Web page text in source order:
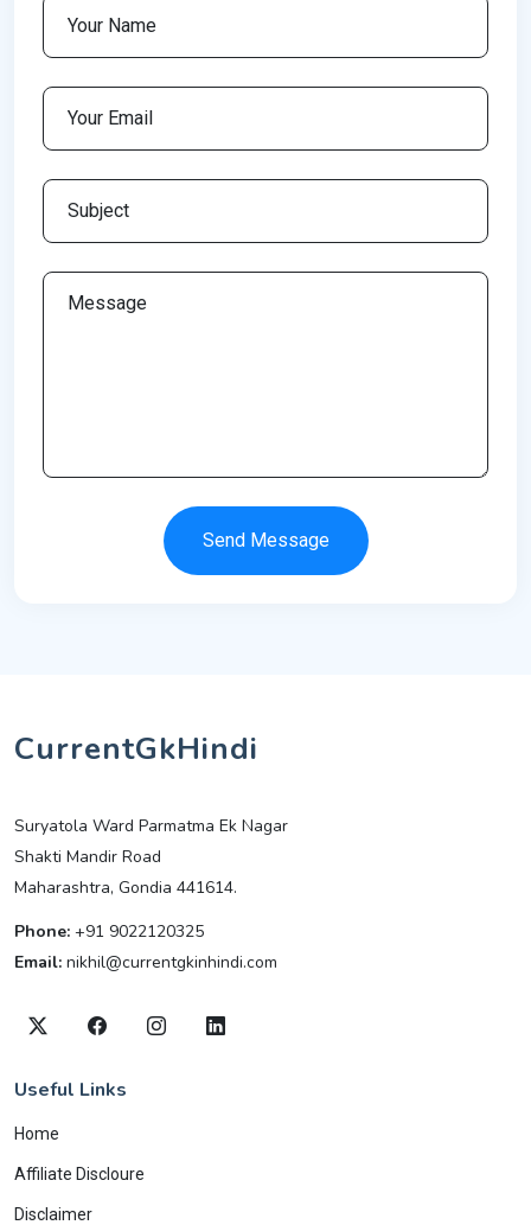
Send Message
CurrentGkHindi
Suryatola Ward Parmatma Ek Nagar
Shakti Mandir Road
Maharashtra, Gondia 441614.
Phone: +91 9022120325
Email: nikhil@currentgkinhindi.com
Useful Links
Home
Affiliate Discloure
Disclaimer